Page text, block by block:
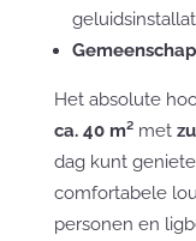
Het absolute
ca. 40 m²met
dag kunt
comfortabele
personen en